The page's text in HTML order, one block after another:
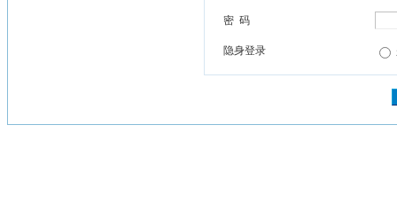
密 码
隐身登录